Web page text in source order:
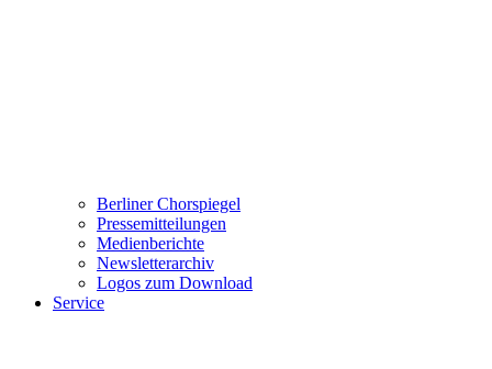
Berliner Chorspiegel
Pressemitteilungen
Medienberichte
Newsletterarchiv
Logos zum Download
Service